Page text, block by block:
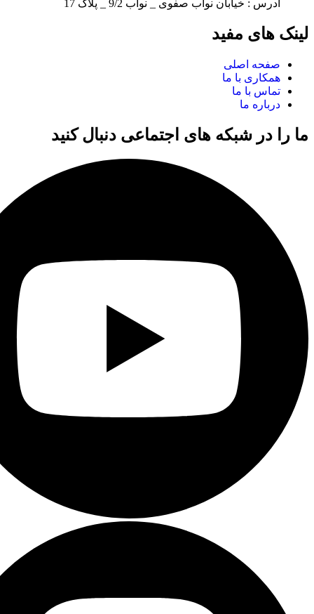
آدرس : خیابان نواب صفوی _ نواب 9/2 _ پلاک 17
لینک های مفید
صفحه اصلی
همکاری با ما
تماس با ما
درباره ما
ما را در شبکه های اجتماعی دنبال کنید